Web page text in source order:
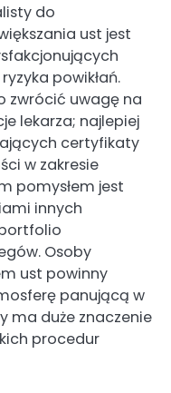
do
ust jest
powikłań.
zwrócić uwagę na
lekarza; najlepiej
certyfikaty
w zakresie
pomysłem jest
innych
Osoby
ust powinny
panującą w
ma duże znaczenie
procedur